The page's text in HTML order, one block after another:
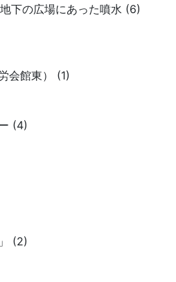
下の広場にあった噴水 (6)
会館東） (1)
(4)
(2)